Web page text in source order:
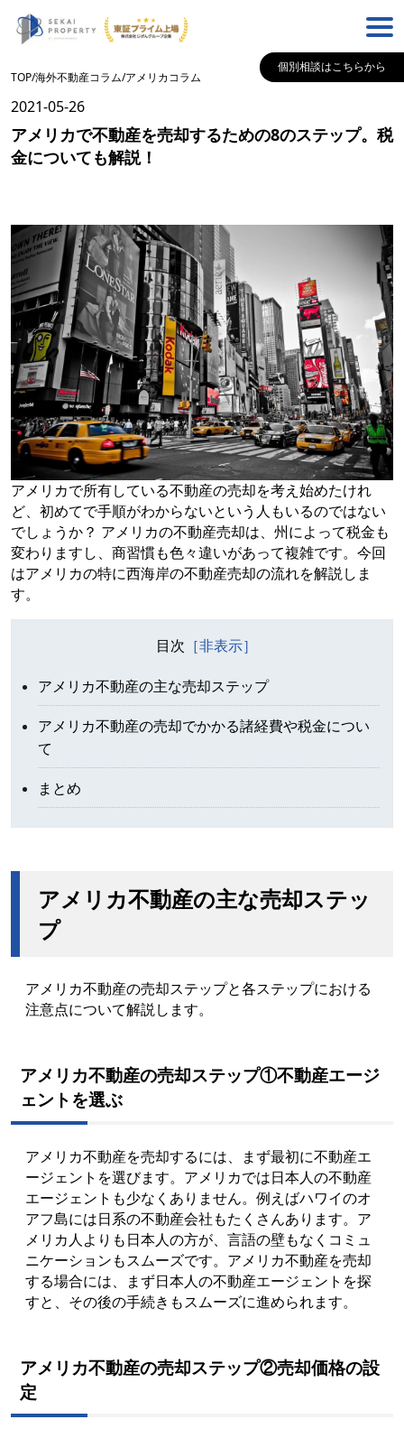
個別相談はこちらから
TOP/海外不動産コラム/アメリカコラム
2021-05-26
アメリカで不動産を売却するための8のステップ。税
金についても解説！
アメリカで所有している不動産の売却を考え始めたけれ
ど、初めてで手順がわからないという人もいるのではない
でしょうか？ アメリカの不動産売却は、州によって税金も
変わりますし、商習慣も色々違いがあって複雑です。今回
はアメリカの特に西海岸の不動産売却の流れを解説しま
す。
目次
アメリカ不動産の主な売却ステップ
アメリカ不動産の売却でかかる諸経費や税金につい
て
まとめ
アメリカ不動産の主な売却ステッ
プ
アメリカ不動産の売却ステップと各ステップにおける
注意点について解説します。
アメリカ不動産の売却ステップ①不動産エージ
ェントを選ぶ
アメリカ不動産を売却するには、まず最初に不動産エ
ージェントを選びます。アメリカでは日本人の不動産
エージェントも少なくありません。例えばハワイのオ
アフ島には日系の不動産会社もたくさんあります。ア
メリカ人よりも日本人の方が、言語の壁もなくコミュ
ニケーションもスムーズです。アメリカ不動産を売却
する場合には、まず日本人の不動産エージェントを探
すと、その後の手続きもスムーズに進められます。
アメリカ不動産の売却ステップ②売却価格の設
定